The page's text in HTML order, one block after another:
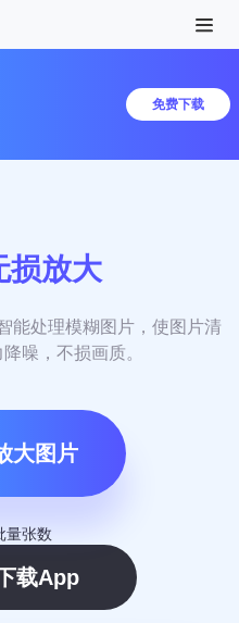
免费下载
损放大
能处理模糊图片，使图片清
噪，不损画质。
大图片
量张数
载App